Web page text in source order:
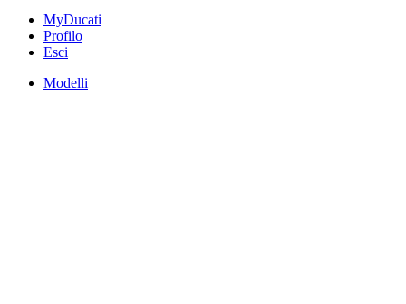
MyDucati
Profilo
Esci
Modelli